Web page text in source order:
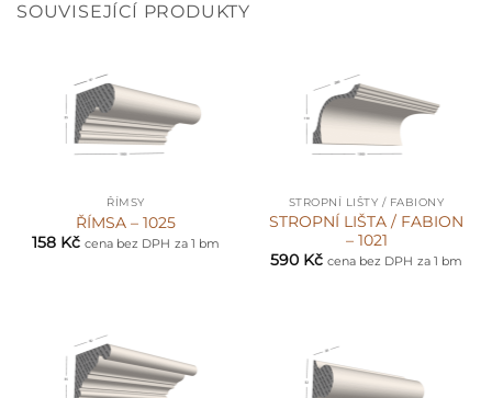
SOUVISEJÍCÍ PRODUKTY
ŘÍMSY
ŘÍMSA – 1025
158 Kč cena bez DPH za 1 bm
STROPNÍ LIŠTY / FABIONY
STROPNÍ LIŠTA / FABION
– 1021
590 Kč cena bez DPH za 1 bm